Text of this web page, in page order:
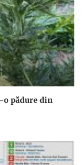
o pădure din